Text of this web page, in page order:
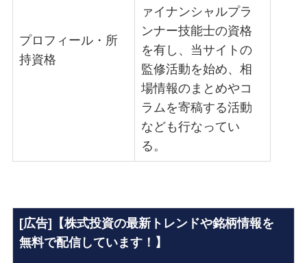
プロフィール・所
持資格
ァイナンシャルプラ
ンナー技能士の資格
を有し、当サイトの
監修活動を始め、相
場情報のまとめやコ
ラムを寄稿する活動
なども行なってい
る。
[広告]【株式投資の最新トレンドや銘柄情報を
無料で配信しています！】